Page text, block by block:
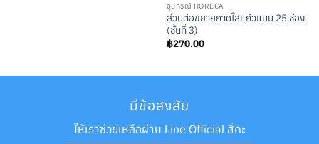
อุปกรณ์ HORECA
ส่วนต่อขยายถาดใส่แก้วแบบ 25 ช่อง
(ชั้นที่ 3)
฿270.00
มีข้อสงสัย
ให้เราช่วยเหลือผ่าน Line Official สิ่คะ